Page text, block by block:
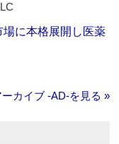
に本格展開し医薬
カイブ ‐AD‐を見る »